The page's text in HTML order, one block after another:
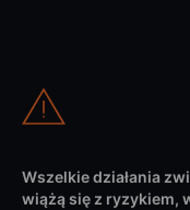
Wszelkie działania
wiążą się z ryzykiem,